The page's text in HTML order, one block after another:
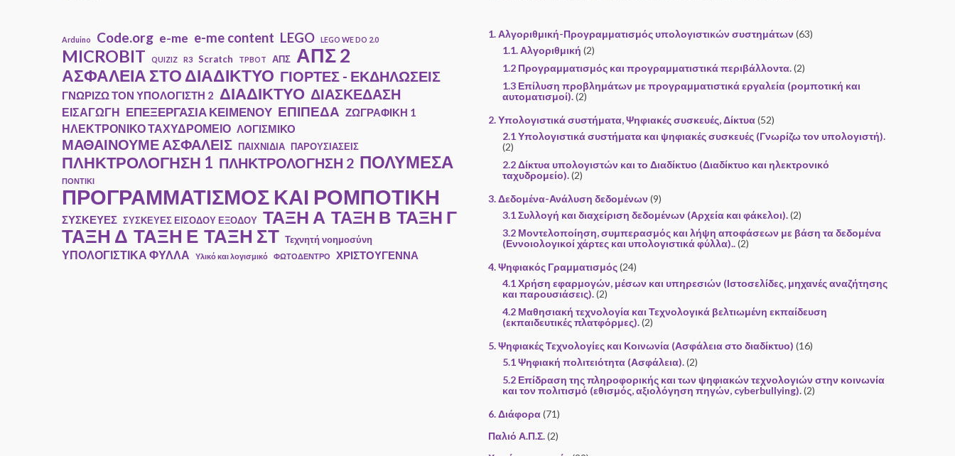
Arduino Code.org e-me e-me content LEGO LEGO WE DO 2.0
MICROBIT QUIZIZ R3 Scratch TPBOT ΑΠΣ ΑΠΣ 2
ΑΣΦΑΛΕΙΑ ΣΤΟ ΔΙΑΔΙΚΤΥΟ ΓΙΟΡΤΕΣ - ΕΚΔΗΛΩΣΕΙΣ
ΓΝΩΡΙΖΩ ΤΟΝ ΥΠΟΛΟΓΙΣΤΗ 2 ΔΙΑΔΙΚΤΥΟ ΔΙΑΣΚΕΔΑΣΗ
ΕΙΣΑΓΩΓΗ ΕΠΕΞΕΡΓΑΣΙΑ ΚΕΙΜΕΝΟΥ ΕΠΙΠΕΔΑ ΖΩΓΡΑΦΙΚΗ 1
ΗΛΕΚΤΡΟΝΙΚΟ ΤΑΧΥΔΡΟΜΕΙΟ ΛΟΓΙΣΜΙΚΟ
ΜΑΘΑΙΝΟΥΜΕ ΑΣΦΑΛΕΙΣ ΠΑΙΧΝΙΔΙΑ ΠΑΡΟΥΣΙΑΣΕΙΣ
ΠΛΗΚΤΡΟΛΟΓΗΣΗ 1 ΠΛΗΚΤΡΟΛΟΓΗΣΗ 2 ΠΟΛΥΜΕΣΑ
ΠΟΝΤΙΚΙ
ΠΡΟΓΡΑΜΜΑΤΙΣΜΟΣ ΚΑΙ ΡΟΜΠΟΤΙΚΗ
ΣΥΣΚΕΥΕΣ ΣΥΣΚΕΥΕΣ ΕΙΣΟΔΟΥ ΕΞΟΔΟΥ ΤΑΞΗ Α ΤΑΞΗ Β ΤΑΞΗ Γ
ΤΑΞΗ Δ ΤΑΞΗ Ε ΤΑΞΗ ΣΤ Τεχνητή νοημοσύνη
ΥΠΟΛΟΓΙΣΤΙΚΑ ΦΥΛΛΑ Υλικό και λογισμικό ΦΩΤΟΔΕΝΤΡΟ ΧΡΙΣΤΟΥΓΕΝΝΑ
1. Αλγοριθμική-Προγραμματισμός υπολογιστικών συστημάτων(63)
1.1. Αλγοριθμική (2)
1.2 Προγραμματισμός και προγραμματιστικά περιβάλλοντα.(2)
1.3 Επίλυση προβλημάτων με προγραμματιστικά εργαλεία (ρομποτική και
αυτοματισμοί).(2)
2. Υπολογιστικά συστήματα, Ψηφιακές συσκευές, Δίκτυα(52)
2.1 Υπολογιστικά συστήματα και ψηφιακές συσκευές (Γνωρίζω τον υπολογιστή).
(2)
2.2 Δίκτυα υπολογιστών και το Διαδίκτυο (Διαδίκτυο και ηλεκτρονικό
ταχυδρομείο).(2)
3. Δεδομένα-Ανάλυση δεδομένων(9)
3.1 Συλλογή και διαχείριση δεδομένων (Αρχεία και φάκελοι).(2)
3.2 Μοντελοποίηση, συμπερασμός και λήψη αποφάσεων με βάση τα δεδομένα
(Εννοιολογικοί χάρτες και υπολογιστικά φύλλα)..(2)
4. Ψηφιακός Γραμματισμός(24)
4.1 Χρήση εφαρμογών, μέσων και υπηρεσιών (Ιστοσελίδες, μηχανές αναζήτησης
και παρουσιάσεις).(2)
4.2 Μαθησιακή τεχνολογία και Τεχνολογικά βελτιωμένη εκπαίδευση
(εκπαιδευτικές πλατφόρμες).(2)
5. Ψηφιακές Τεχνολογίες και Κοινωνία (Ασφάλεια στο διαδίκτυο) (16)
5.1 Ψηφιακή πολιτειότητα (Ασφάλεια).(2)
5.2 Επίδραση της πληροφορικής και των ψηφιακών τεχνολογιών στην κοινωνία
και τον πολιτισμό (εθισμός, αξιολόγηση πηγών, cyberbullying).(2)
6. Διάφορα(71)
Παλιό Α.Π.Σ.(2)